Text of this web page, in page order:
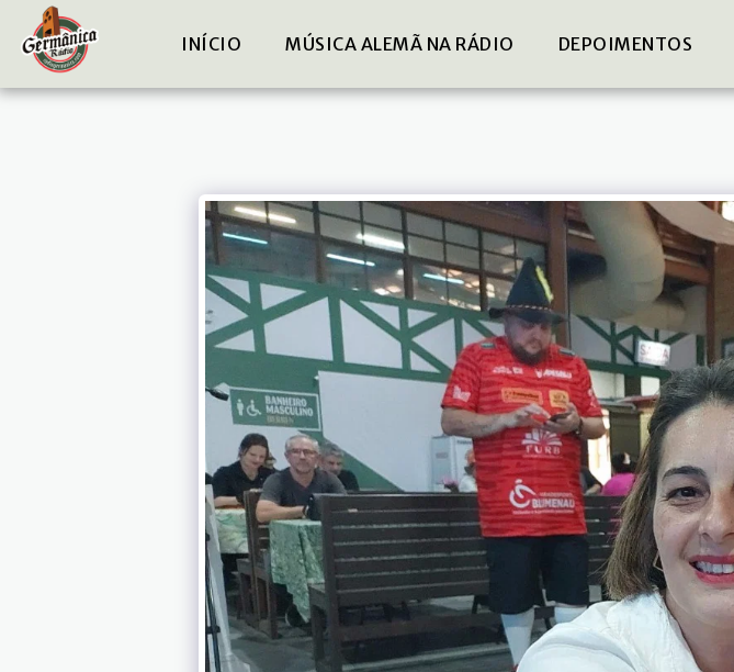
INÍCIO MÚSICA ALEMÃ NA RÁDIO DEPOIMENTOS